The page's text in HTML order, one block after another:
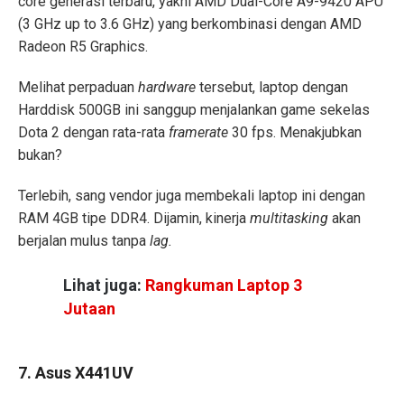
(3 GHz up to 3.6 GHz) yang berkombinasi dengan AMD
Radeon R5 Graphics.
Melihat perpaduan hardware tersebut, laptop dengan
Harddisk 500GB ini sanggup menjalankan game sekelas
Dota 2 dengan rata-rata framerate 30 fps. Menakjubkan
bukan?
Terlebih, sang vendor juga membekali laptop ini dengan
RAM 4GB tipe DDR4. Dijamin, kinerja multitasking akan
berjalan mulus tanpa lag.
Lihat juga: Rangkuman Laptop 3
Jutaan
7. Asus X441UV